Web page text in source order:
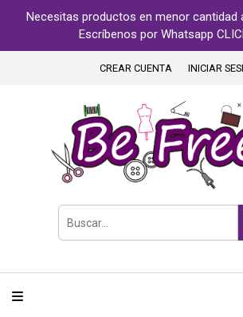
Necesitas productos en menor cantidad
Escríbenos por Whatsapp
CREAR CUENTA INICIAR